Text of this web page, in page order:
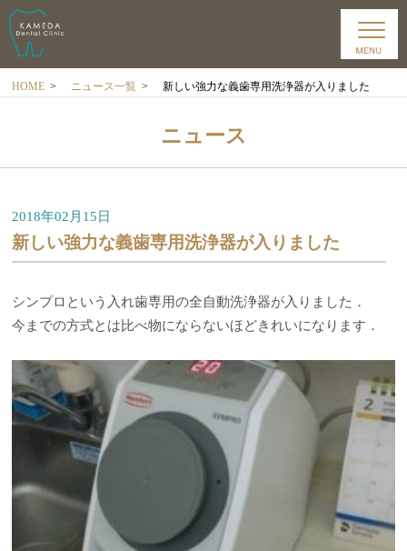
HOME > ニュース一覧 > 新しい強力な義歯専用洗浄器が入りました
ニュース
2018年02月15日
新しい強力な義歯専用洗浄器が入りました
シンプロという入れ歯専用の全自動洗浄器が入りました．
今までの方式とは比べ物にならないほどきれいになります．